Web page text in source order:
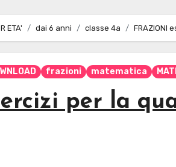
ETA' dai 6 anni classe 4a FRAZIONI
frazioni matematica
per la